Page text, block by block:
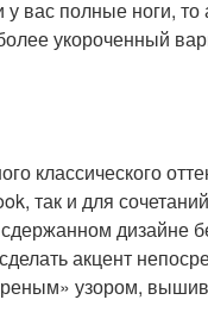
вас полные ноги,
укороченный
классического
так и для
дизайне
акцент
узором,